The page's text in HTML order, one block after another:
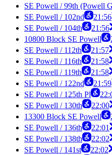
SE Powell / 99th (Powell
SE Powell / 102nd
21:56
SE Powell / 104th
21:56
10800 Block SE Powell
SE Powell / 112th
21:57
SE Powell / 116th
21:58
SE Powell / 119th
21:58
SE Powell / 122nd
21:59
SE Powell / 125th Pl
SE Powell / 130th
22:00
13300 Block SE Powell
SE Powell / 136th
22:01
SE Powell / 138th
22:02
SE Powell / 141st
22:02